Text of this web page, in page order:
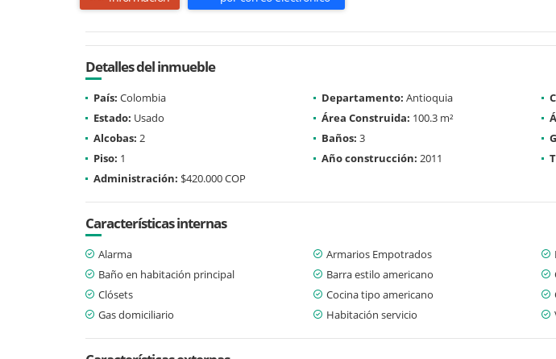
Detalles del inmueble
País: Colombia Departamento: Antioquia
Estado: Usado Área Construida: 100.3 m²
Alcobas: 2 Baños: 3
Piso: 1 Año construcción: 2011
Administración: $420.000 COP
Características internas
Alarma Armarios Empotrados
Baño en habitación principal
Barra estilo americano
Clósets
Cocina tipo americano
Gas domiciliario
Habitación servicio